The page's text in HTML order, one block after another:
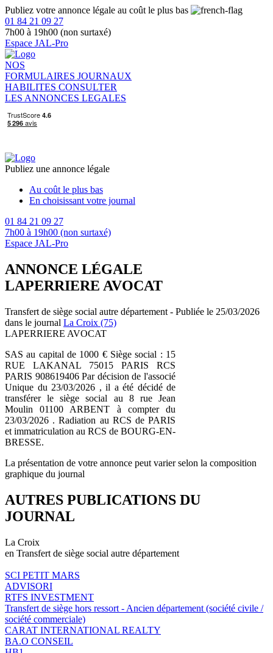
Publiez votre annonce légale au coût le plus bas
01 84 21 09 27
7h00 à 19h00 (non surtaxé)
Espace JAL-Pro
NOS
FORMULAIRES JOURNAUX
HABILITES CONSULTER
LES ANNONCES LEGALES
Publiez une annonce légale
Au coût le plus bas
En choisissant votre journal
01 84 21 09 27
7h00 à 19h00 (non surtaxé)
Espace JAL-Pro
ANNONCE LÉGALE
LAPERRIERE AVOCAT
Transfert de siège social autre département - Publiée le 25/03/2026
dans le journal La Croix (75)
LAPERRIERE AVOCAT
SAS au capital de 1000 € Siège social : 15
RUE LAKANAL 75015 PARIS RCS
PARIS 908619406 Par décision de l'associé
Unique du 23/03/2026 , il a été décidé de
transférer le siège social au 8 rue Jean
Moulin 01100 ARBENT à compter du
23/03/2026 . Radiation au RCS de PARIS
et immatriculation au RCS de BOURG-EN-
BRESSE.
La présentation de votre annonce peut varier selon la composition
graphique du journal
AUTRES PUBLICATIONS DU
JOURNAL
La Croix
en Transfert de siège social autre département
SCI PETIT MARS
ADVISORI
RTFS INVESTMENT
Transfert de siège hors ressort - Ancien département (société civile /
société commerciale)
CARAT INTERNATIONAL REALTY
BA.O CONSEIL